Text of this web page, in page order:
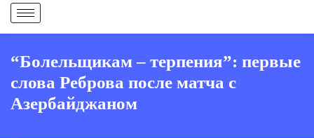
“Болельщикам – терпения”: первые
слова Реброва после матча с
Азербайджаном